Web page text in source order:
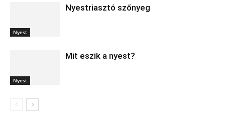
Nyest
Nyestriasztó szőnyeg
Nyest
Mit eszik a nyest?